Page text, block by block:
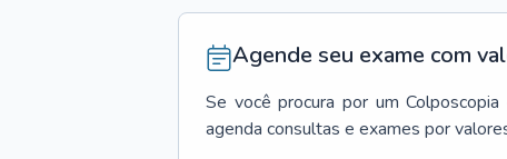
Agende seu exame com
Se você procura por um Colposcopia
agenda consultas e exames por